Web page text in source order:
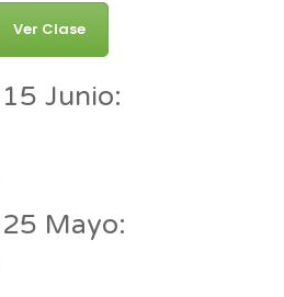
Ver Clase
Junio:
Mayo: